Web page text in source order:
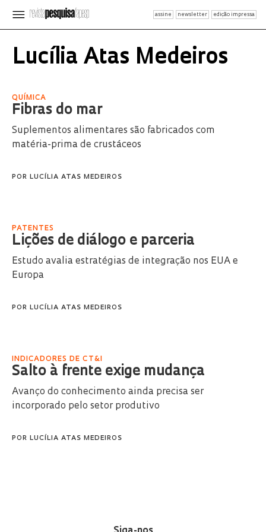
assine newsletter edição impressa
Lucília Atas Medeiros
QUÍMICA
Fibras do mar
Suplementos alimentares são fabricados com
matéria-prima de crustáceos
POR LUCÍLIA ATAS MEDEIROS
PATENTES
Lições de diálogo e parceria
Estudo avalia estratégias de integração nos EUA e
Europa
POR LUCÍLIA ATAS MEDEIROS
INDICADORES DE CT&I
Salto à frente exige mudança
Avanço do conhecimento ainda precisa ser
incorporado pelo setor produtivo
POR LUCÍLIA ATAS MEDEIROS